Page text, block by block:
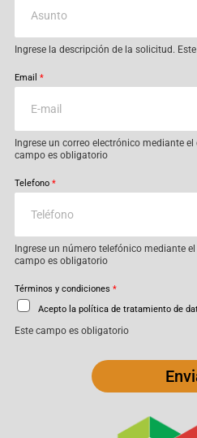
Ingrese la descripción de la solicitud.
Email *
Ingrese un correo electrónico mediante
campo es obligatorio
Telefono *
Ingrese un número telefónico mediante
campo es obligatorio
Términos y condiciones *
Acepto la política de tratamiento de
Este campo es obligatorio